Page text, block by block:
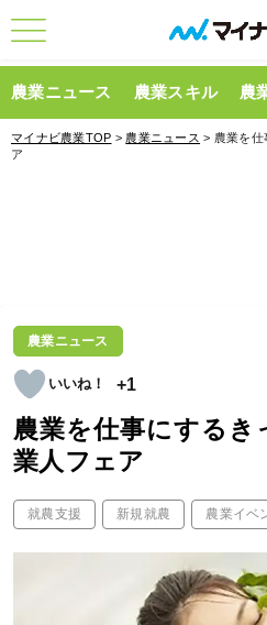
農業ニュース 農業スキル 農
マイナビ農業TOP > 農業ニュース > 農業を仕
ア
農業ニュース
+1
農業を仕事にするき
業人フェア
就農支援 新規就農 農業イベ